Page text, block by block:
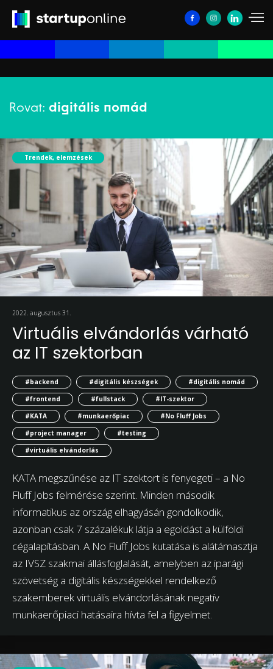
Rovat: digitális nomád
Trendek, elemzések
2022. augusztus 31.
Virtuális elvándorlás várható
az IT szektorban
#backend #digitális készségek
#digitális nomád
#frontend
#fullstack
#IT-szektor
#KATA
#munkaerőpiac
#No Fluff Jobs
#project manager
#testing
#virtuális elvándorlás
KATA megszűnése az IT szektort is fenyegeti – a No
Fluff Jobs felmérése szerint. Minden második
informatikus az ország elhagyásán gondolkodik,
azonban csak 7 százalékuk látja a egoldást a külföldi
cégalapításban. A No Fluff Jobs kutatása is alátámasztja
az IVSZ szakmai állásfoglalását, amelyben az iparági
szövetség a digitális készségekkel rendelkező
szakemberek virtuális elvándorlásának negatív
munkaerőpiaci hatásaira hívta fel a figyelmet.